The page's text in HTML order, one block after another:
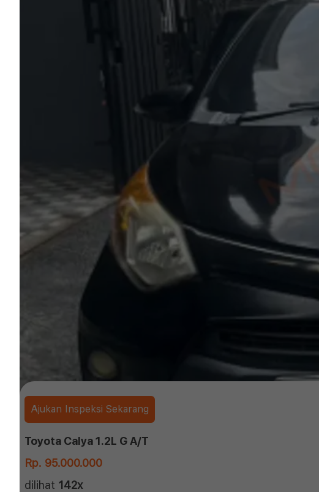
Ajukan Inspeksi Sekarang
Toyota Calya 1.2L G A/T
Rp. 95.000.000
dilihat 142x